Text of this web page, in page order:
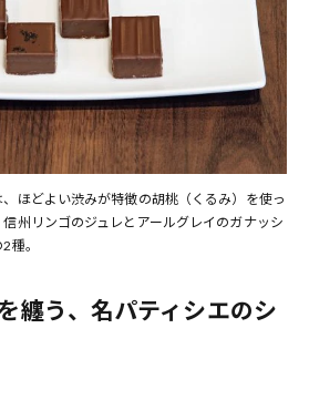
ほどよい渋みが特徴の胡桃（くるみ）を使っ
州リンゴのジュレとアールグレイのガナッシ
種。
纏う、名パティシエのシ